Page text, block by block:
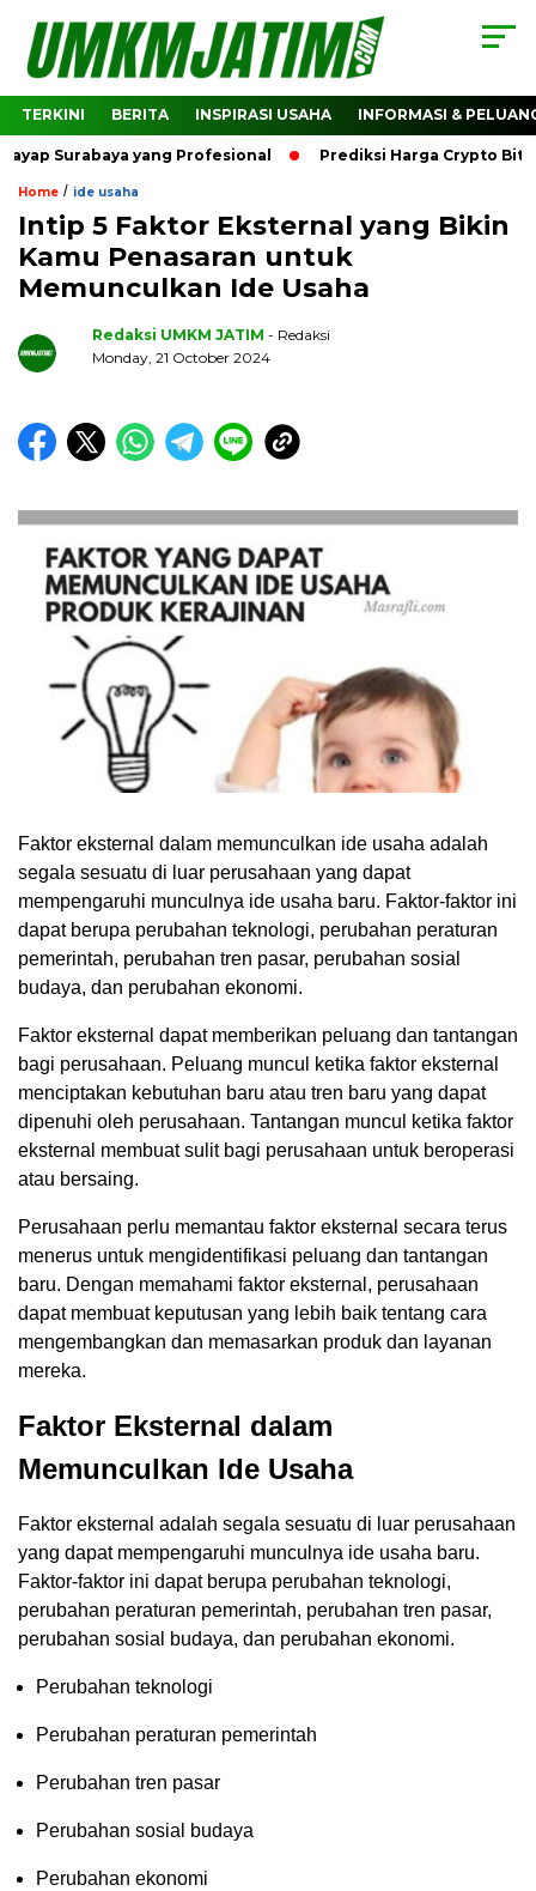
TERKINI BERITA INSPIRASI USAHA INFORMASI &
yang Profesional Prediksi Harga Crypto Bitcoin:
Home / ide usaha
Intip 5 Faktor Eksternal yang Bikin
Kamu Penasaran untuk
Memunculkan Ide Usaha
Redaksi UMKM JATIM - Redaksi
Monday, 21 October 2024
Faktor eksternal dalam memunculkan ide usaha adalah
segala sesuatu di luar perusahaan yang dapat
mempengaruhi munculnya ide usaha baru. Faktor-faktor ini
dapat berupa perubahan teknologi, perubahan peraturan
pemerintah, perubahan tren pasar, perubahan sosial
budaya, dan perubahan ekonomi.
Faktor eksternal dapat memberikan peluang dan tantangan
bagi perusahaan. Peluang muncul ketika faktor eksternal
menciptakan kebutuhan baru atau tren baru yang dapat
dipenuhi oleh perusahaan. Tantangan muncul ketika faktor
eksternal membuat sulit bagi perusahaan untuk beroperasi
atau bersaing.
Perusahaan perlu memantau faktor eksternal secara terus
menerus untuk mengidentifikasi peluang dan tantangan
baru. Dengan memahami faktor eksternal, perusahaan
dapat membuat keputusan yang lebih baik tentang cara
mengembangkan dan memasarkan produk dan layanan
mereka.
Faktor Eksternal dalam
Memunculkan Ide Usaha
Faktor eksternal adalah segala sesuatu di luar perusahaan
yang dapat mempengaruhi munculnya ide usaha baru.
Faktor-faktor ini dapat berupa perubahan teknologi,
perubahan peraturan pemerintah, perubahan tren pasar,
perubahan sosial budaya, dan perubahan ekonomi.
Perubahan teknologi
Perubahan peraturan pemerintah
Perubahan tren pasar
Perubahan sosial budaya
Perubahan ekonomi